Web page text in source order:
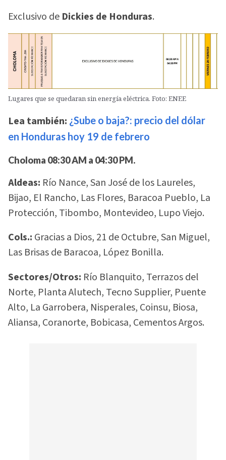
Exclusivo de Dickies de Honduras.
Lugares que se quedaran sin energía eléctrica. Foto: ENEE
Lea también: ¿Sube o baja?: precio del dólar
en Honduras hoy 19 de febrero
Choloma 08:30 AM a 04:30 PM.
Aldeas: Río Nance, San José de los Laureles,
Bijao, El Rancho, Las Flores, Baracoa Pueblo, La
Protección, Tibombo, Montevideo, Lupo Viejo.
Cols.: Gracias a Dios, 21 de Octubre, San Miguel,
Las Brisas de Baracoa, López Bonilla.
Sectores/Otros: Río Blanquito, Terrazos del
Norte, Planta Alutech, Tecno Supplier, Puente
Alto, La Garrobera, Nisperales, Coinsu, Biosa,
Aliansa, Coranorte, Bobicasa, Cementos Argos.